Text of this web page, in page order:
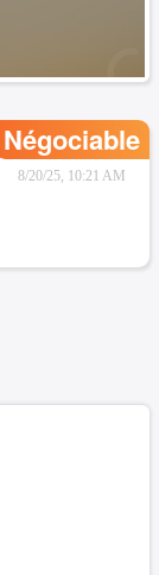
Négociable
8/20/25, 10:21 AM